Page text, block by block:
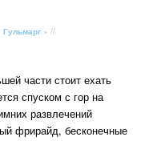
Гульмарг » //
части стоит ехать
спуском с гор на
развлечений
фрирайд, бесконечные